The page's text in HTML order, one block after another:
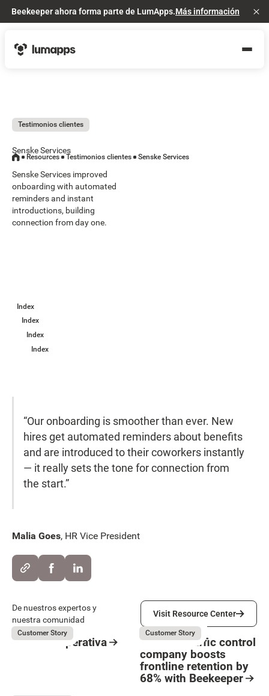
Beekeeper ahora forma parte de LumApps.Más información
Testimonios clientes
Senske Services
Senske Services improved
onboarding with automated
reminders and instant
introductions, building
connection from day one.
Resources Testimonios clientes Senske Services
Index
Index
Index
Index
“Our onboarding is smoother than ever. New
hires get automated reminders about benefits
and are introduced to their coworkers instantly
— it really sets the tone for connection from
the start.”
Malia Goes, HR Vice President
De nuestros expertos y
nuestra comunidad
Visit Resource Center
Visit Resource Center
July 31, 2026
Customer Story
Suara Cooperativa
Suara Cooperativa
July 31, 2026
Customer Story
Flagger Force
How the traffic control
company boosts
frontline retention by
68% with Beekeeper